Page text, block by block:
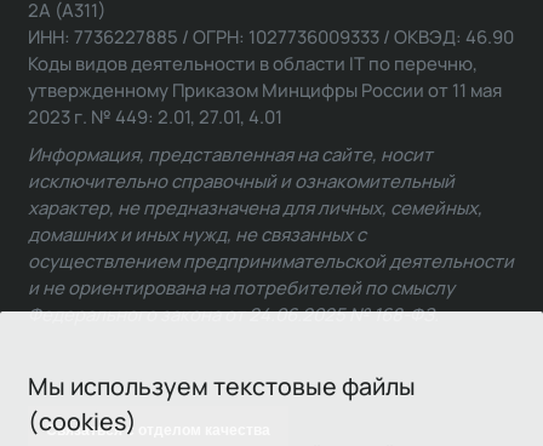
Мы используем текстовые файлы
(cookies)
Связаться с отделом качества
2А (А311)
ИНН: 7736227885 / ОГРН: 1027736009333 / ОКВЭД: 46.90
Коды видов деятельности в области IT по перечню,
утвержденному Приказом Минцифры России от 11 мая
2023 г. № 449: 2.01, 27.01, 4.01
Информация, представленная на сайте, носит
исключительно справочный и ознакомительный
характер, не предназначена для личных, семейных,
домашних и иных нужд, не связанных с
осуществлением предпринимательской деятельности
и не ориентирована на потребителей по смыслу
Федерального закона от 24.06.2025 № 168-ФЗ.